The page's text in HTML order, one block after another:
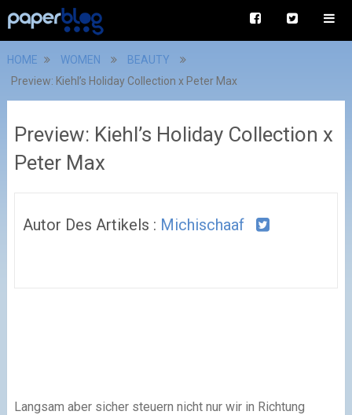
HOME WOMEN
BEAUTY
Preview: Kiehl’s Holiday Collection x Peter Max
Preview: Kiehl’s Holiday Collection x
Peter Max
Autor Des Artikels : Michischaaf
Langsam aber sicher steuern nicht nur wir in Richtung